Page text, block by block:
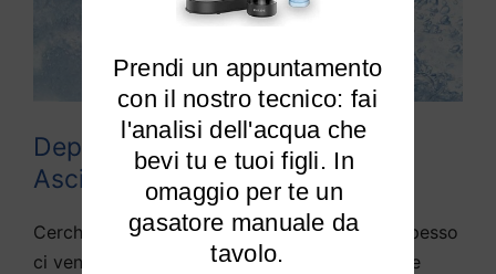
Depuratori acqua domestici
Asciano
Cerchiamo di rispondere alle domande che spesso
ci vengono fatte da diversi utenti di Asciano e
Prendi un appuntamento
l'analisi dell'acqua che
bevi tu e tuoi figli. In
omaggio per te un
gasatore manuale da
tavolo.